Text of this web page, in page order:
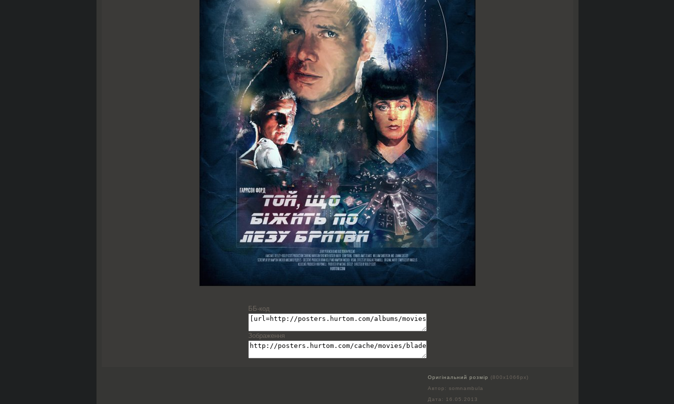
ББ-код
Зображення
Оригінальний розмір
(800x1066px)
Автор: somnambula
Дата: 16.05.2013